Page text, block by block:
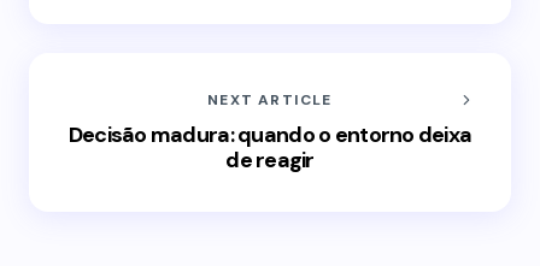
NEXT ARTICLE
Decisão madura: quando o entorno deixa
de reagir